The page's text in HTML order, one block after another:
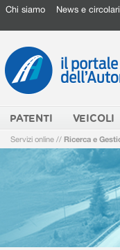
Chi siamo News e circolari
PATENTI VEICOLI
Servizi online // Ricerca e